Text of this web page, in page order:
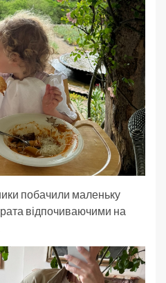
побачили маленьку
відпочиваючими на